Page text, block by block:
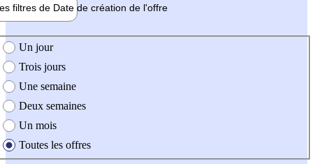
filtres de Date de création de l'offre
création de l'offre
Un jour
Trois jours
Une semaine
Deux semaines
Un mois
Toutes les offres